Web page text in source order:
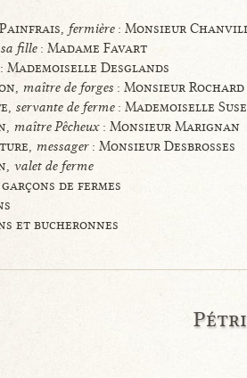
fermière: Monsieur
sa fille: Madame Favart
: Mademoiselle Desglands
maître de forges: Monsieur Rochard
servante de ferme: Mademoiselle
maître Pêcheux: Monsieur Marignan
messager: Monsieur Desbrosses
valet de ferme
de fermes
et bucheronnes